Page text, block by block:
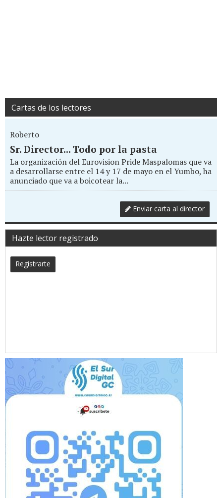
Cartas de los lectores
Roberto
Sr. Director... Todo por la pasta
La organización del Eurovision Pride Maspalomas que va
a desarrollarse entre el 14 y 17 de mayo en el Yumbo, ha
anunciado que va a boicotear la...
Enviar carta al director
Hazte lector registrado
Registrarte